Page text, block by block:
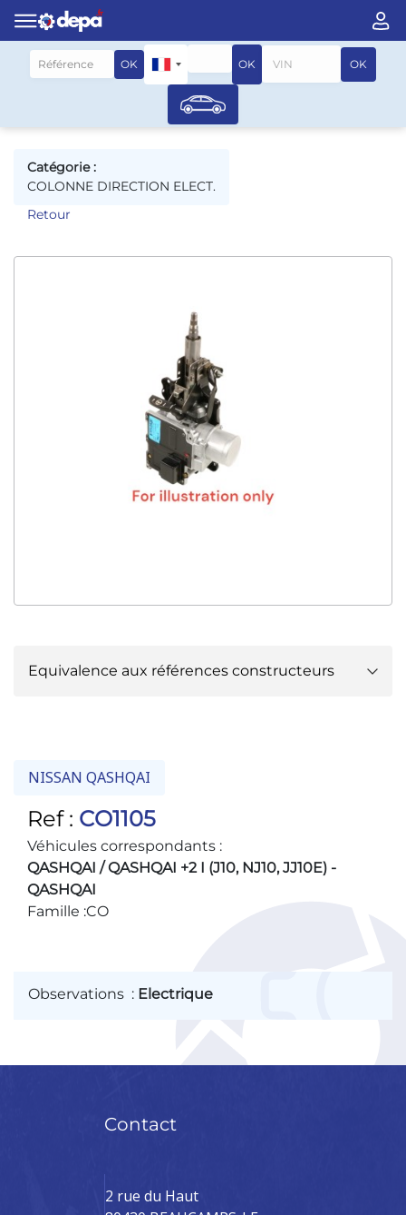
OK OK OK
Rechercher par véhicule
Catégorie :
COLONNE DIRECTION ELECT.
Retour
Equivalence aux références constructeurs
NISSAN QASHQAI
Ref : CO1105
Véhicules correspondants :
QASHQAI / QASHQAI +2 I (J10, NJ10, JJ10E) -
QASHQAI
Famille :CO
Observations : Electrique
Contact
2 rue du Haut